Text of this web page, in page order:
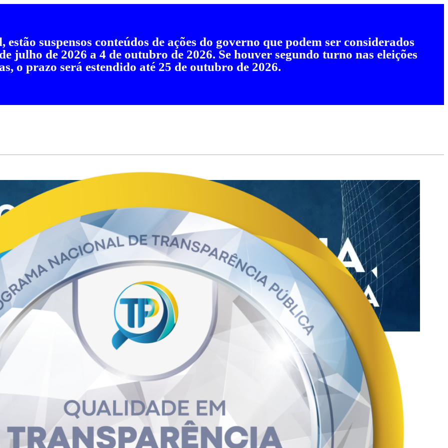
suspensos conteúdos de ações do governo que podem ser considerados
julho de 2026 a 4 de outubro de 2026. Se houver segundo turno nas eleições
o prazo será estendido até 25 de outubro de 2026.